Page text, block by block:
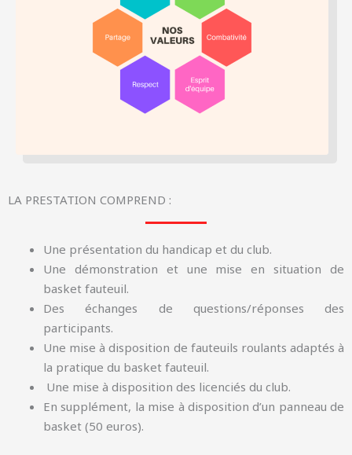
LA PRESTATION COMPREND :
Une présentation du handicap et du club.
Une démonstration et une mise en situation de
basket fauteuil.
Des échanges de questions/réponses des
participants.
Une mise à disposition de fauteuils roulants adaptés à
la pratique du basket fauteuil.
Une mise à disposition des licenciés du club.
En supplément, la mise à disposition d’un panneau de
basket (50 euros).